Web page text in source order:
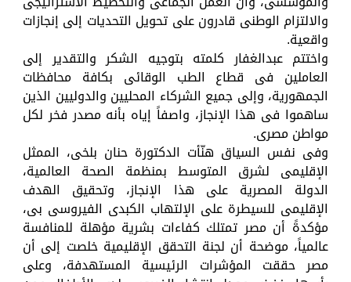
والالتزام الوطنى قادرون على تحويل التحديات إلى إنجازات
واقعية.
واختتم عبدالغفار كلمته بتوجيه الشكر والتقدير إلى
العاملين فى قطاع الطب الوقائى بكافة محافظات
الجمهورية، وإلى جميع الشركاء المحليين والدوليين الذين
ساهموا فى هذا الإنجاز، واصفاً إياه بأنه مصدر فخر لكل
مواطن مصرى.
وفى نفس السياق هنّأت الدكتورة حنان بلخى، الممثل
الإقليمى لشرق المتوسط بمنظمة الصحة العالمية،
الدولة المصرية على هذا الإنجاز، وتحقيق الهدف
الإقليمى للسيطرة على الإلتهاب الكبدى الفيروسى بى،
مؤكدةً أن مصر تمتلك كفاءات بشرية مؤهلة للمنافسة
عالمياً، موضحة أن لجنة التحقق الإقليمية خلصت إلى أن
مصر حققت المؤشرات الرئيسية المستهدفة، وعلى